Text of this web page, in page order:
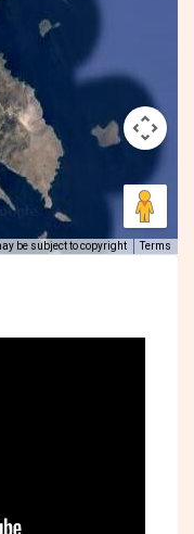
be subject to copyright Terms